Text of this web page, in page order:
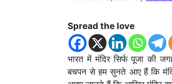
Spread the love
भारत में मंदिर सिर्फ पूजा की
बचपन से हम सुनते आए हैं कि